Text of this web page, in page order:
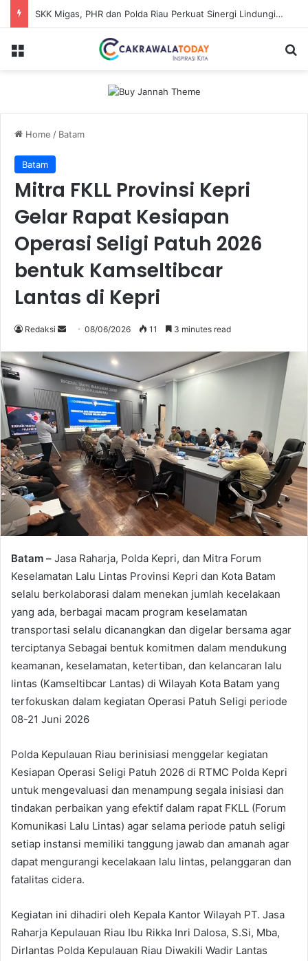
SKK Migas, PHR dan Polda Riau Perkuat Sinergi Lindungi Aset Negara demi Menjaga Ketahanan Energi Nasional
Menu
Home / Batam
Batam
Mitra FKLL Provinsi Kepri
Gelar Rapat Kesiapan
Operasi Seligi Patuh 2026
bentuk Kamseltibcar
Lantas di Kepri
Redaksi
Send
email
08/06/2026 11 3 minutes read
Batam – Jasa Raharja, Polda Kepri, dan Mitra Forum
Keselamatan Lalu Lintas Provinsi Kepri dan Kota Batam
selalu berkolaborasi dalam menekan jumlah kecelakaan
yang ada, berbagai macam program keselamatan
transportasi selalu dicanangkan dan digelar bersama agar
terciptanya Sebagai bentuk komitmen dalam mendukung
keamanan, keselamatan, ketertiban, dan kelancaran lalu
lintas (Kamseltibcar Lantas) di Wilayah Kota Batam yang
terfokuskan dalam kegiatan Operasi Patuh Seligi periode
08-21 Juni 2026
Polda Kepulauan Riau berinisiasi menggelar kegiatan
Kesiapan Operasi Seligi Patuh 2026 di RTMC Polda Kepri
untuk mengevaluasi dan menampung segala inisiasi dan
tindakan perbaikan yang efektif dalam rapat FKLL (Forum
Komunikasi Lalu Lintas) agar selama periode patuh seligi
setiap instansi memiliki tanggung jawab dan amanah agar
dapat mengurangi kecelakaan lalu lintas, pelanggaran dan
fatalitas cidera.
Kegiatan ini dihadiri oleh Kepala Kantor Wilayah PT. Jasa
Raharja Kepulauan Riau Ibu Rikka Inri Dalosa, S.Si, Mba,
Dirlantas Polda Kepulauan Riau Diwakili Wadir Lantas